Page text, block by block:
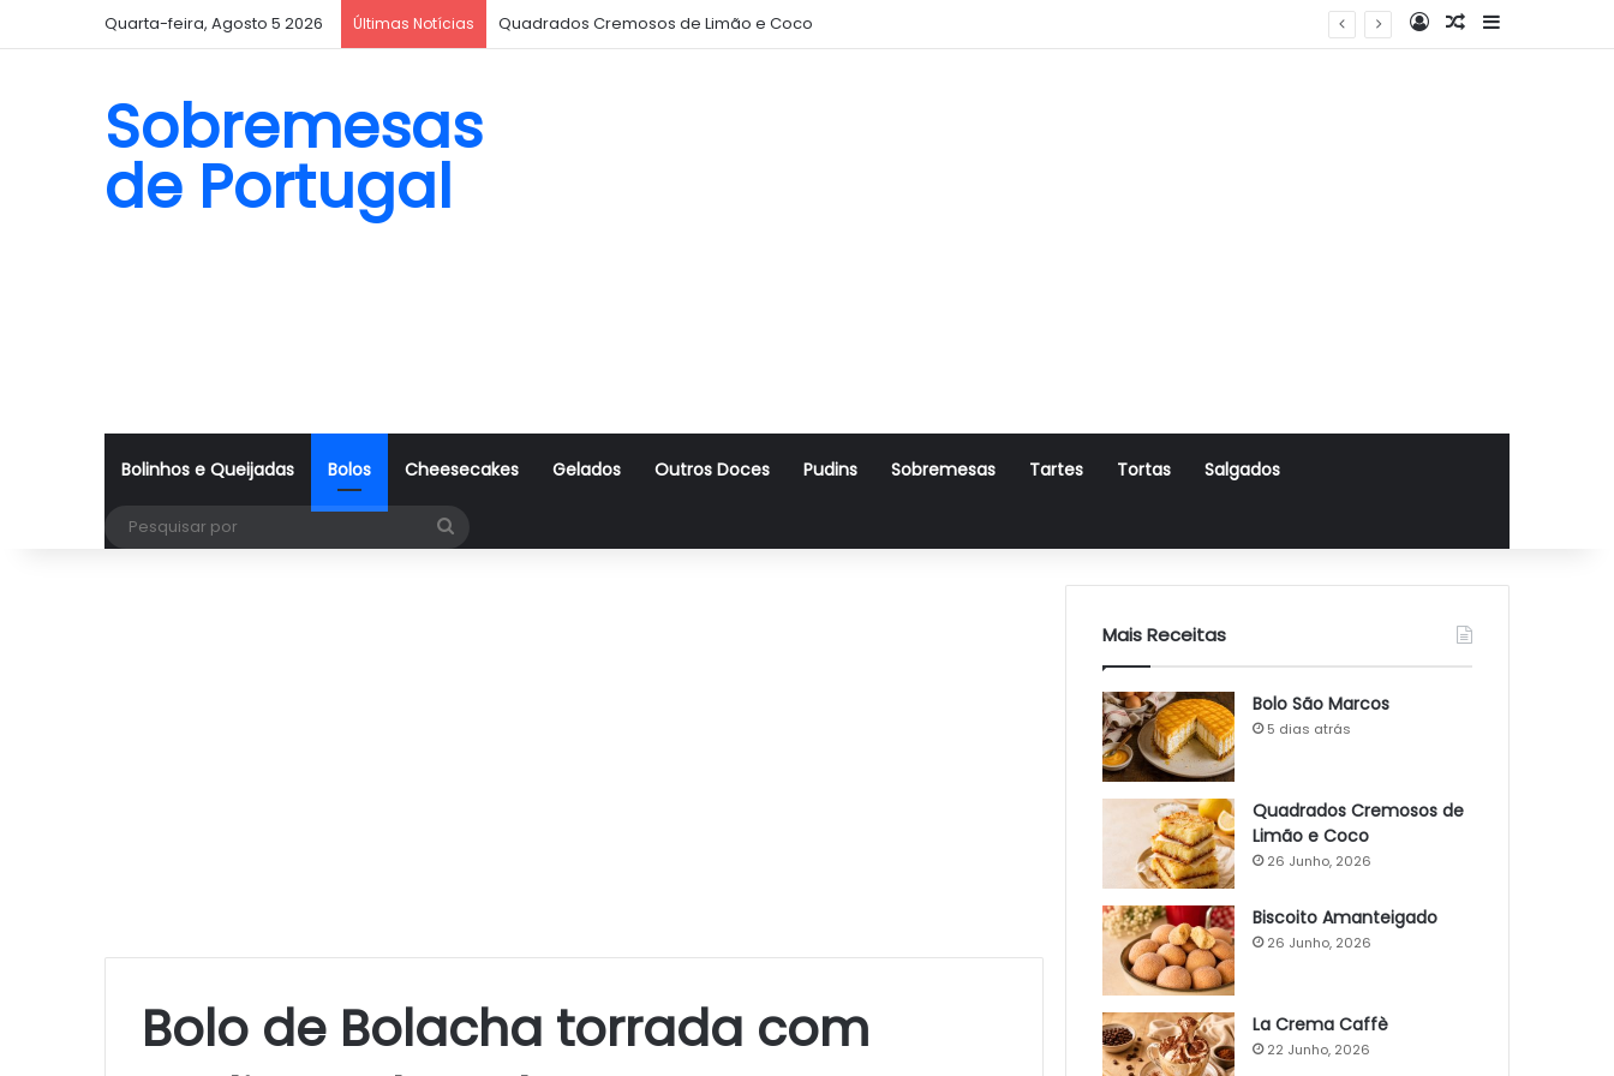
Quarta-feira, Agosto 5 2026 Últimas Notícias Quadrados Cremosos de Limão e Coco Log InArtigo Aleatório
Sidebar
Sobremesas
de Portugal
Bolinhos e Queijadas Bolos Cheesecakes Gelados Outros Doces Pudins Sobremesas Tartes Tortas Salgados
Bolo de Bolacha torrada com
Mais Receitas
Bolo São Marcos
5 dias atrás
Quadrados Cremosos de
Limão e Coco
26 Junho, 2026
Biscoito Amanteigado
26 Junho, 2026
La Crema Caffè
22 Junho, 2026